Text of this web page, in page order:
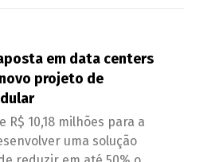
em data centers
projeto de
R$ 10,18 milhões para a
uma solução